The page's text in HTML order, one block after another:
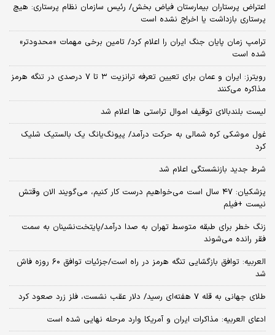
اعتراض پرستاران بیمارستان فیاض بخش/ رئیس سازمان نظام پرستاری: هیچ
پرستاری بازداشت یا اخراج نشده است
ترامپ زمان پایان جنگ ایران را اعلام کرد/ تامین برخی مهمات «محدودتر»
شده است
رویترز: ایران و عمان برای تعیین تعرفه ترانزیت ۳ تا ۷ درصدی در تنگه هرمز
مذاکره می‌کنند
لیست بلندبالای توقیف اموال تراستی ها اعلام شد
غول موشکی کره شمالی به حرکت درآمد/ پیونگ‌یانگ یک بالستیک شلیک
کرد
شرط جدید بازنشستگی اعلام شد
پزشکیان: ۴۷ سال است می‌خواهیم درست کار کنیم، می‌گویند الان وقتش
نیست +فیلم
زنگ خطر برای طبقه متوسط تهران به صدا درآمد/پایتخت‌نشینان به سمت
فقر رانده می‌شوند
العربیه: توافق بازگشایی تنگه هرمز در راه است/جزئیات توافق ۶۰ روزه فاش
شد
طلای جهانی به قله ۷ هفته‌ای رسید/ دلار عقب نشست، فلز زرد صعود کرد
ادعای العربیه: مذاکرات ایران و آمریکا وارد مرحله نهایی شده است